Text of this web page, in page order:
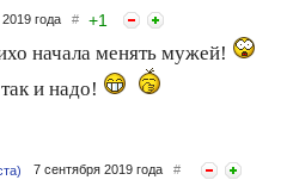
2019 года # +1
начала менять мужей!
и надо!
7 сентября 2019 года #